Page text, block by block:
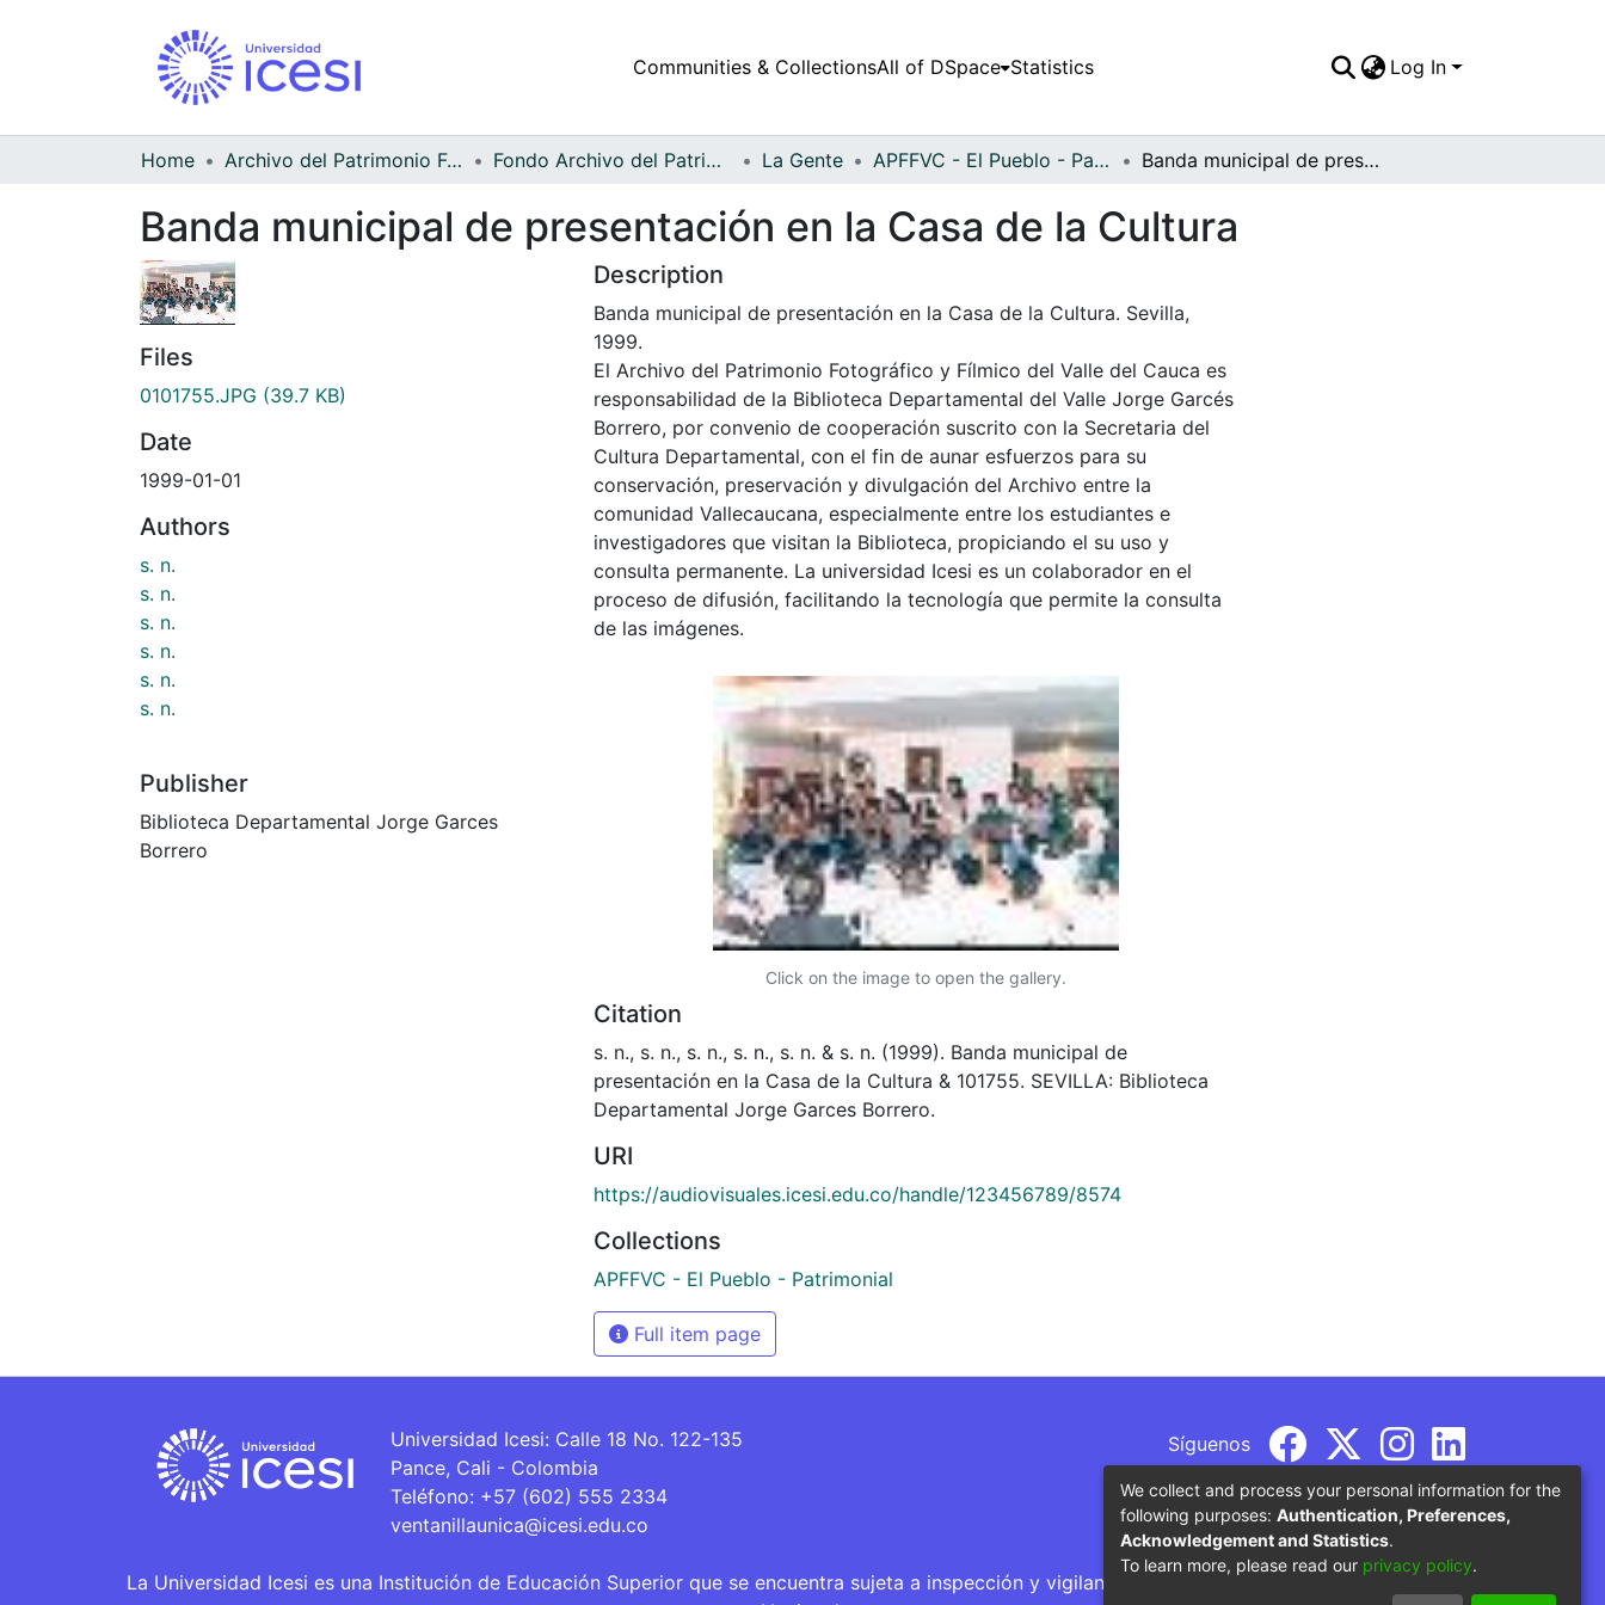
Communities & CollectionsAll of DSpace Statistics Log In
Home Archivo del Patrimonio Fotográfico y Fílmico del Valle del Cauca Fondo Archivo del Patrimonio Fotográfico y Fílmico del Valle del Cauca La Gente APFFVC - El Pueblo - Patrimonial Banda municipal de presentación en la Casa de la Cultura
Banda municipal de presentación en la Casa de la Cultura
Files
0101755.JPG (39.7 KB)
Date
1999-01-01
Authors
s. n.
s. n.
s. n.
s. n.
s. n.
s. n.
Publisher
Biblioteca Departamental Jorge Garces
Borrero
Description
Banda municipal de presentación en la Casa de la Cultura. Sevilla,
1999.
El Archivo del Patrimonio Fotográfico y Fílmico del Valle del Cauca es
responsabilidad de la Biblioteca Departamental del Valle Jorge Garcés
Borrero, por convenio de cooperación suscrito con la Secretaria del
Cultura Departamental, con el fin de aunar esfuerzos para su
conservación, preservación y divulgación del Archivo entre la
comunidad Vallecaucana, especialmente entre los estudiantes e
investigadores que visitan la Biblioteca, propiciando el su uso y
consulta permanente. La universidad Icesi es un colaborador en el
proceso de difusión, facilitando la tecnología que permite la consulta
de las imágenes.
Click on the image to open the gallery.
Citation
s. n., s. n., s. n., s. n., s. n. & s. n. (1999). Banda municipal de
presentación en la Casa de la Cultura & 101755. SEVILLA: Biblioteca
Departamental Jorge Garces Borrero.
URI
https://audiovisuales.icesi.edu.co/handle/123456789/8574
Collections
APFFVC - El Pueblo - Patrimonial
Full item page
Universidad Icesi: Calle 18 No. 122-135
Pance, Cali - Colombia
Teléfono: +57 (602) 555 2334
ventanillaunica@icesi.edu.co
Síguenos
La Universidad Icesi es una Institución de Educación Superior que se encuentra sujeta a inspección y vigilancia por parte del Ministerio de Educación
We collect and process your personal information for the
following purposes: Authentication, Preferences,
Acknowledgement and Statistics.
To learn more, please read our privacy policy.